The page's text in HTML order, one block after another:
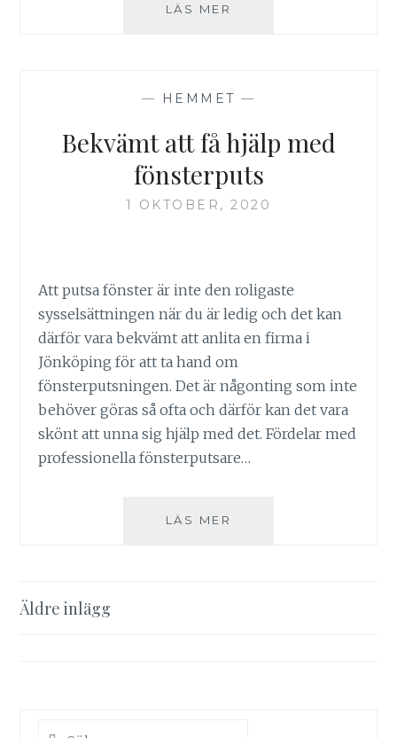
LÄS MER
— HEMMET —
Bekvämt att få hjälp med
fönsterputs
1 OKTOBER, 2020
Att putsa fönster är inte den roligaste
sysselsättningen när du är ledig och det kan
därför vara bekvämt att anlita en firma i
Jönköping för att ta hand om
fönsterputsningen. Det är någonting som inte
behöver göras så ofta och därför kan det vara
skönt att unna sig hjälp med det. Fördelar med
professionella fönsterputsare…
LÄS MER
Inläggsnavigering
Äldre inlägg